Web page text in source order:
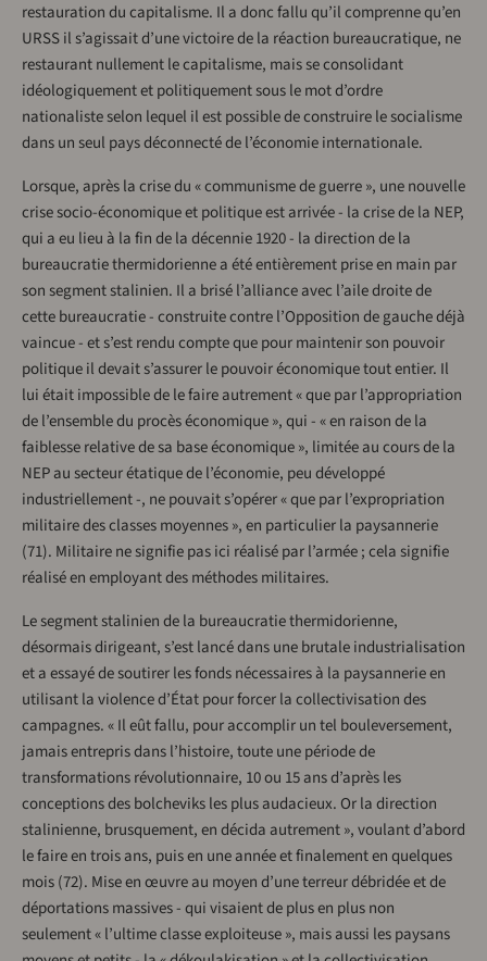
restauration du capitalisme. Il a donc fallu qu’il comprenne qu’en
URSS il s’agissait d’une victoire de la réaction bureaucratique, ne
restaurant nullement le capitalisme, mais se consolidant
idéologiquement et politiquement sous le mot d’ordre
nationaliste selon lequel il est possible de construire le socialisme
dans un seul pays déconnecté de l’économie internationale.
Lorsque, après la crise du « communisme de guerre », une nouvelle
crise socio-économique et politique est arrivée - la crise de la NEP,
qui a eu lieu à la fin de la décennie 1920 - la direction de la
bureaucratie thermidorienne a été entièrement prise en main par
son segment stalinien. Il a brisé l’alliance avec l’aile droite de
cette bureaucratie - construite contre l’Opposition de gauche déjà
vaincue - et s’est rendu compte que pour maintenir son pouvoir
politique il devait s’assurer le pouvoir économique tout entier. Il
lui était impossible de le faire autrement « que par l’appropriation
de l’ensemble du procès économique », qui - « en raison de la
faiblesse relative de sa base économique », limitée au cours de la
NEP au secteur étatique de l’économie, peu développé
industriellement -, ne pouvait s’opérer « que par l’expropriation
militaire des classes moyennes », en particulier la paysannerie
(71). Militaire ne signifie pas ici réalisé par l’armée ; cela signifie
réalisé en employant des méthodes militaires.
Le segment stalinien de la bureaucratie thermidorienne,
désormais dirigeant, s’est lancé dans une brutale industrialisation
et a essayé de soutirer les fonds nécessaires à la paysannerie en
utilisant la violence d’État pour forcer la collectivisation des
campagnes. « Il eût fallu, pour accomplir un tel bouleversement,
jamais entrepris dans l’histoire, toute une période de
transformations révolutionnaire, 10 ou 15 ans d’après les
conceptions des bolcheviks les plus audacieux. Or la direction
stalinienne, brusquement, en décida autrement », voulant d’abord
le faire en trois ans, puis en une année et finalement en quelques
mois (72). Mise en œuvre au moyen d’une terreur débridée et de
déportations massives - qui visaient de plus en plus non
seulement « l’ultime classe exploiteuse », mais aussi les paysans